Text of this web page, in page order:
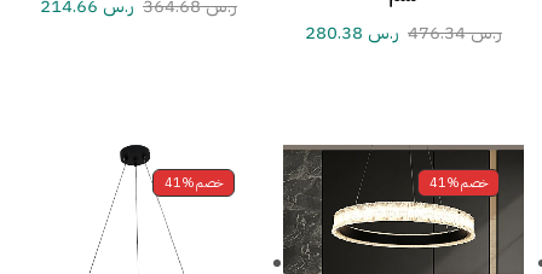
ر.س476.34 ر.س
ر.س364.68 ر.س
خصم41% خصم41%